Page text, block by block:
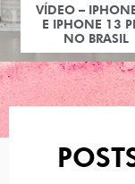
VÍDEO –
E IPHONE 13
NO BRASIL